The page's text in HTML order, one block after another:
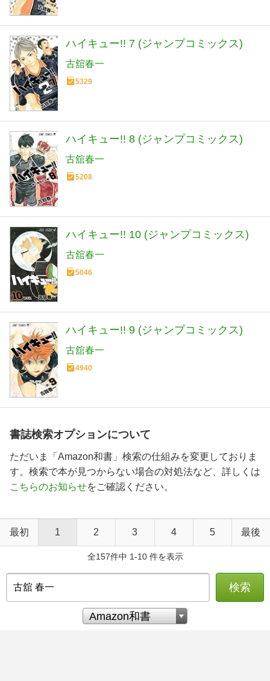
ハイキュー!! 7 (ジャンプコミックス)
古舘春一
5329
ハイキュー!! 8 (ジャンプコミックス)
古舘春一
5208
ハイキュー!! 10 (ジャンプコミックス)
古舘春一
5046
ハイキュー!! 9 (ジャンプコミックス)
古舘春一
4940
書誌検索オプションについて
ただいま「Amazon和書」検索の仕組みを変更しておりま
す。検索で本が見つからない場合の対処法など、詳しくは
こちらのお知らせをご確認ください。
最初 1 2 3 4 5 最後
全157件中 1-10 件を表示
検索